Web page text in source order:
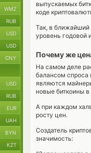
выпускаемых
коде
Так, в ближайший
уровень годовой
Почему же
На самом деле
балансом спроса
являются
новые биткоины
А при каждом
росту цен.
Создатель
значимость:
WMZ
RUB
USD
USD
CNY
USD
RUB
EUR
UAH
BYN
KZT